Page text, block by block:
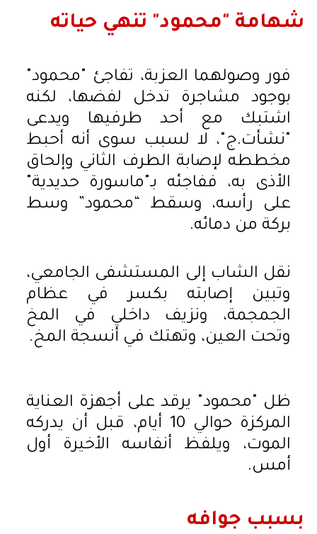
شهامة "محمود" تنهي حياته
فور وصولهما العزبة، تفاجئ "محمود"
بوجود مشاجرة تدخل لفضها، لكنه
اشتبك مع أحد طرفيها ويدعى
"نشأت.ج"، لا لسبب سوى أنه أحبط
مخططه لإصابة الطرف الثاني وإلحاق
الأذى به، ففاجئه بـ"ماسورة حديدية"
على رأسه، وسقط “محمود” وسط
بركة من دمائه.
نقل الشاب إلى المستشفى الجامعي،
وتبين إصابته بكسر في عظام
الجمجمة، ونزيف داخلي في المخ
وتحت العين، وتهتك في أنسجة المخ.
ظل "محمود" يرقد على أجهزة العناية
المركزة حوالي 10 أيام، قبل أن يدركه
الموت، ويلفظ أنفاسه الأخيرة أول
أمس.
بسبب جوافه